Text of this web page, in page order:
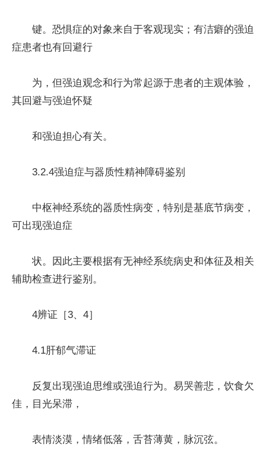
键。恐惧症的对象来自于客观现实；有洁癖的强迫
症患者也有回避行
为，但强迫观念和行为常起源于患者的主观体验，
其回避与强迫怀疑
和强迫担心有关。
3.2.4强迫症与器质性精神障碍鉴别
中枢神经系统的器质性病变，特别是基底节病变，
可出现强迫症
状。因此主要根据有无神经系统病史和体征及相关
辅助检查进行鉴别。
4辨证［3、4］
4.1肝郁气滞证
反复出现强迫思维或强迫行为。易哭善悲，饮食欠
佳，目光呆滞，
表情淡漠，情绪低落，舌苔薄黄，脉沉弦。